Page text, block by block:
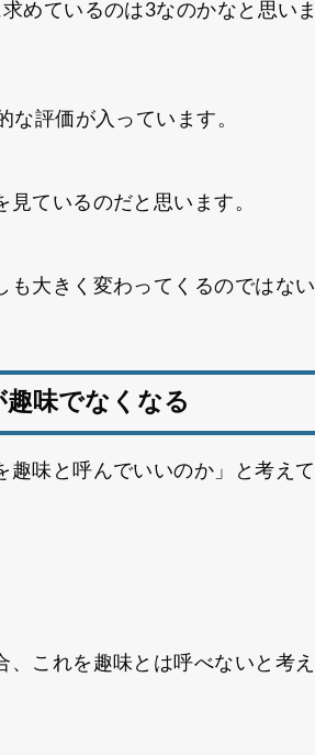
めているのは3なのかなと思いま
評価が入っています。
ているのだと思います。
も大きく変わってくるのではない
趣味でなくなる
味と呼んでいいのか」と考えて
これを趣味とは呼べないと考え